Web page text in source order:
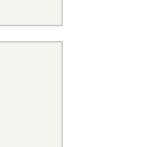
は５５度
のねじは
は右ねじ
です。